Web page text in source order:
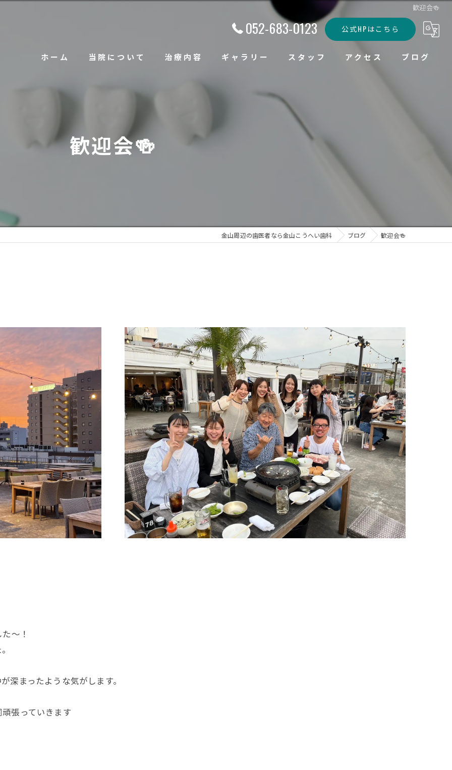
歓迎会🍻
052-683-0123 公式HPはこちら
ホーム 当院について 治療内容 ギャラリー スタッフ アクセス ブログ
歓迎会🍻
金山周辺の歯医者なら金山こうへい歯科 ブログ 歓迎会🍻
〜！
深まったような気がします。
張っていきます